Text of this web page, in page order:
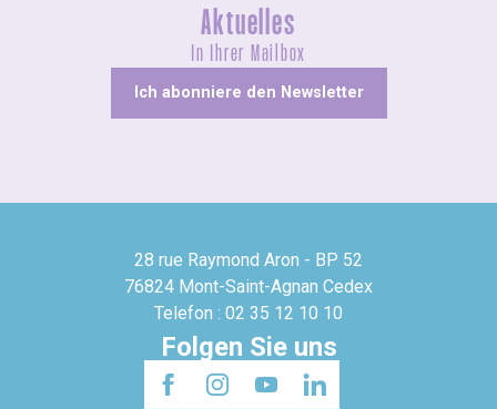
Aktuelles
In Ihrer Mailbox
Ich abonniere den Newsletter
28 rue Raymond Aron - BP 52
76824 Mont-Saint-Agnan Cedex
Telefon : 02 35 12 10 10
Folgen Sie uns